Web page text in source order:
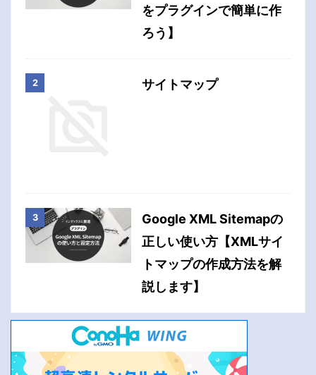
をプラグインで簡単に作
ろう】
サイトマップ
Google XML Sitemapの
正しい使い方【XMLサイ
トマップの作成方法を解
説します】